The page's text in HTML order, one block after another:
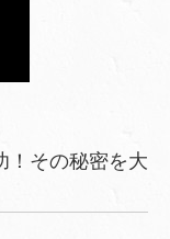
！その秘密を大